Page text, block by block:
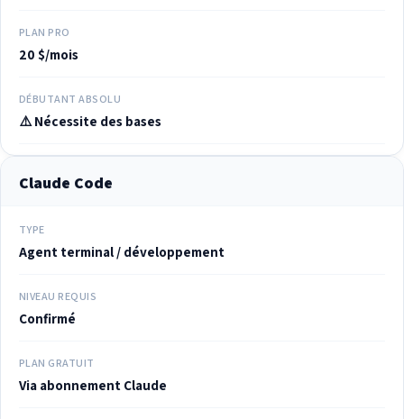
PLAN PRO
20 $/mois
DÉBUTANT ABSOLU
⚠️ Nécessite des bases
Claude Code
TYPE
Agent terminal / développement
NIVEAU REQUIS
Confirmé
PLAN GRATUIT
Via abonnement Claude